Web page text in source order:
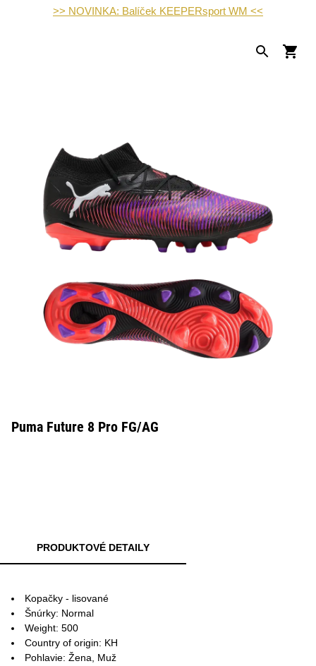
>> NOVINKA: Balíček KEEPERsport WM <<
Puma Future 8 Pro FG/AG
PRODUKTOVÉ DETAILY
Kopačky - lisované
Šnúrky: Normal
Weight: 500
Country of origin: KH
Pohlavie: Žena, Muž